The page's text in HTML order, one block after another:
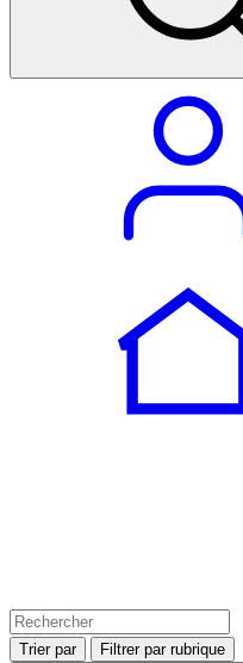
Trier par Filtrer par rubrique